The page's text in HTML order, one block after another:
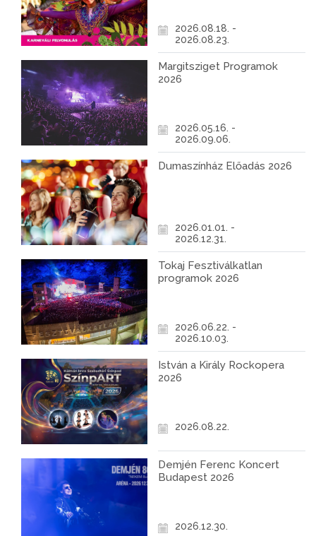
2026.08.18. -
2026.08.23.
Margitsziget Programok
2026
2026.05.16. -
2026.09.06.
Dumaszínház Előadás 2026
2026.01.01. -
2026.12.31.
Tokaj Fesztiválkatlan
programok 2026
2026.06.22. -
2026.10.03.
István a Király Rockopera
2026
2026.08.22.
Demjén Ferenc Koncert
Budapest 2026
2026.12.30.